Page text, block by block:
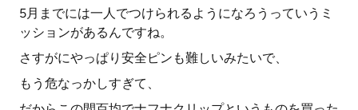
5月までには一人でつけられるようになろうっていうミ
ッションがあるんですね。
さすがにやっぱり安全ピンも難しいみたいで、
もう危なっかしすぎて、